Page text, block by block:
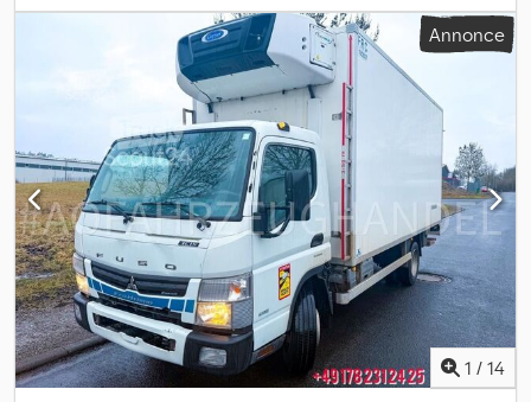
Euro 6, couleur:blanc, nombre de sièges:2, Année de
Annonce
1 / 14